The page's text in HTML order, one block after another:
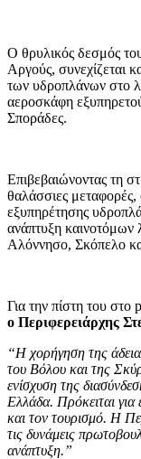
O θρυλικός δεσμός
Αργούς, συνεχίζεται
των υδροπλάνων στο
αεροσκάφη
Σποράδες.
Επιβεβαιώνοντας τη
θαλάσσιες
εξυπηρέτησης
ανάπτυξη
Αλόννησο, Σκόπελο
Για την πίστη του
o Περιφερειάρχης
“Η χορήγηση της
του Βόλου και της
ενίσχυση της
Ελλάδα. Πρόκειται για
και τον τουρισμό. Η
τις δυνάμεις
ανάπτυξη.”